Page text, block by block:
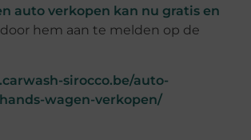
auto verkopen kan nu gratis en
door hem aan te melden op de
sirocco.be/auto-
wagen-verkopen/